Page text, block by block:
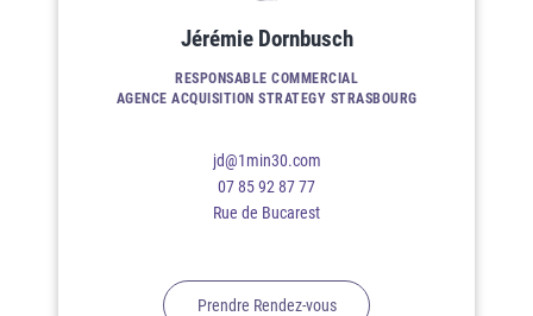
Jérémie Dornbusch
RESPONSABLE COMMERCIAL
AGENCE ACQUISITION STRATEGY STRASBOURG
jd@1min30.com
07 85 92 87 77
Rue de Bucarest
Prendre Rendez-vous